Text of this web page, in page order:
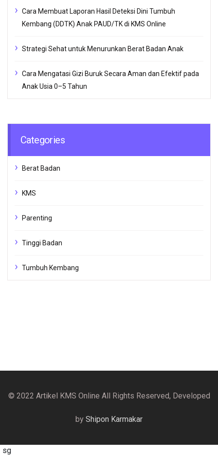
Cara Membuat Laporan Hasil Deteksi Dini Tumbuh
Kembang (DDTK) Anak PAUD/TK di KMS Online
Strategi Sehat untuk Menurunkan Berat Badan Anak
Cara Mengatasi Gizi Buruk Secara Aman dan Efektif pada
Anak Usia 0–5 Tahun
Categories
Berat Badan
KMS
Parenting
Tinggi Badan
Tumbuh Kembang
© 2022 Artikel KMS Online All Rights Reserved, Developed
by Shipon Karmakar
sg